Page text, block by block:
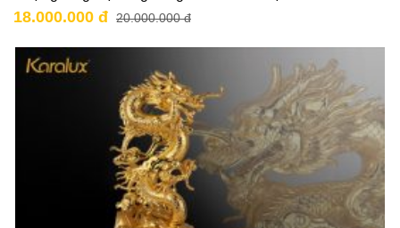
18.000.000 đ 20.000.000 đ